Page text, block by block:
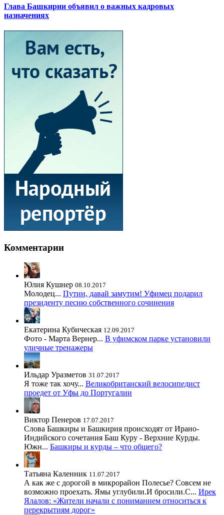
Глава Башкирии объявил о важных кадровых
назначениях
Комментарии
Юлия Кушнер 08.10.2017
Молодец... Путин, давай замутим! Уфимец подарил
президенту песню собственного сочинения
Екатерина Кубическая 12.09.2017
Фото - Марта Вернер... В уфимском парке установили
уличные тренажеры
Ильдар Уразметов 31.07.2017
Я тоже так хочу... Великобританский велосипедист
проедет от Уфы до Португалии
Виктор Пенеров 17.07.2017
Слова Башкиры и Башкирия происходят от Ирано-
Индийского сочетания Баш Куру - Верхние Курды.
Южн... Башкиры и курды – что общего?
Татьяна Каленник 11.07.2017
А как же с дорогой в микрорайон Полесье? Совсем не
возможно проехать. Ямы углубили.И бросили.С... Ирек
Ялалов: «Жители начали с пониманием относиться к
перекрытиям дорог»